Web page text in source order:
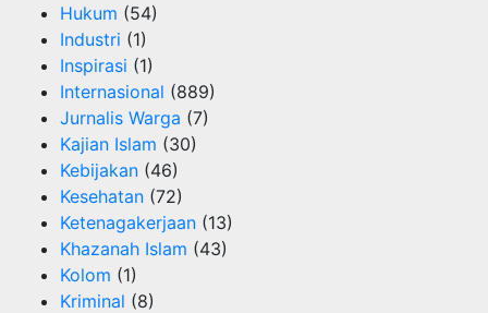
Hukum (54)
Industri (1)
Inspirasi (1)
Internasional (889)
Jurnalis Warga (7)
Kajian Islam (30)
Kebijakan (46)
Kesehatan (72)
Ketenagakerjaan (13)
Khazanah Islam (43)
Kolom (1)
Kriminal (8)